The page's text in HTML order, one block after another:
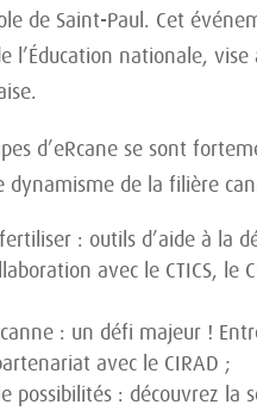
de Saint-Paul. Cet
l’Éducation nationale,
d’eRcane se sont
de la filière
: outils d’aide à la
avec le CTICS, le
: un défi majeur !
avec le CIRAD ;
possibilités : découvrez la